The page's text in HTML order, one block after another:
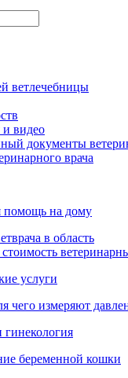
ветлечебницы
и видео
документы
врача
помощь на дому
в область
стоимость
услуги
чего измеряют
беременной кошки